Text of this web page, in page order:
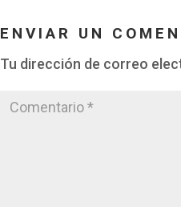
ENVIAR UN
Tu dirección de correo